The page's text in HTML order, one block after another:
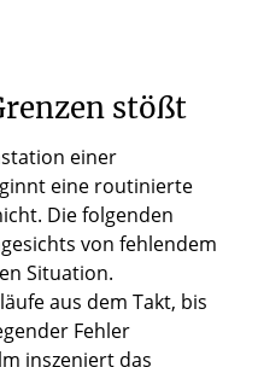
stößt
einer
eine routinierte
Die folgenden
von fehlendem
Situation.
aus dem Takt, bis
Fehler
inszeniert das